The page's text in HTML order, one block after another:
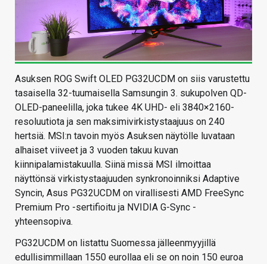
Asuksen ROG Swift OLED PG32UCDM on siis varustettu
tasaisella 32-tuumaisella Samsungin 3. sukupolven QD-
OLED-paneelilla, joka tukee 4K UHD- eli 3840×2160-
resoluutiota ja sen maksimivirkistystaajuus on 240
hertsiä. MSI:n tavoin myös Asuksen näytölle luvataan
alhaiset viiveet ja 3 vuoden takuu kuvan
kiinnipalamistakuulla. Siinä missä MSI ilmoittaa
näyttönsä virkistystaajuuden synkronoinniksi Adaptive
Syncin, Asus PG32UCDM on virallisesti AMD FreeSync
Premium Pro -sertifioitu ja NVIDIA G-Sync -
yhteensopiva.
PG32UCDM on listattu Suomessa jälleenmyyjillä
edullisimmillaan 1550 eurollaa eli se on noin 150 euroa